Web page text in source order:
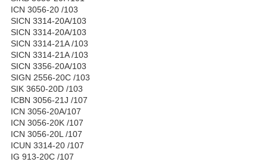
ICN 3056-20 /103
SICN 3314-20A/103
SICN 3314-20A/103
SICN 3314-21A /103
SICN 3314-21A /103
SICN 3356-20A/103
SIGN 2556-20C /103
SIK 3650-20D /103
ICBN 3056-21J /107
ICN 3056-20A/107
ICN 3056-20K /107
ICN 3056-20L /107
ICUN 3314-20 /107
IG 913-20C /107